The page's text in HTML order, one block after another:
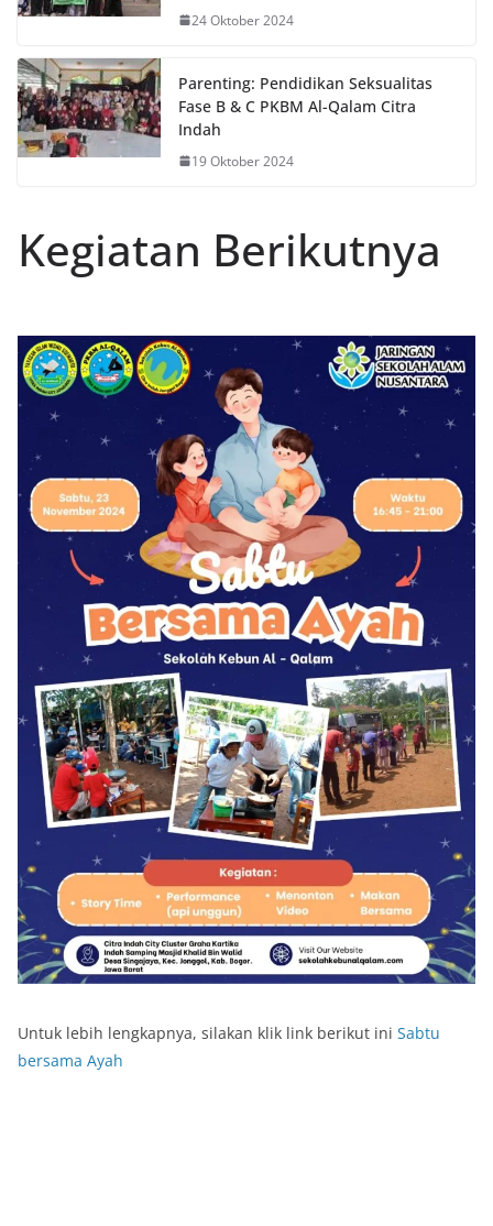
24 Oktober 2024
Parenting: Pendidikan Seksualitas
Fase B & C PKBM Al-Qalam Citra
Indah
19 Oktober 2024
Kegiatan Berikutnya
Untuk lebih lengkapnya, silakan klik link berikut ini Sabtu
bersama Ayah